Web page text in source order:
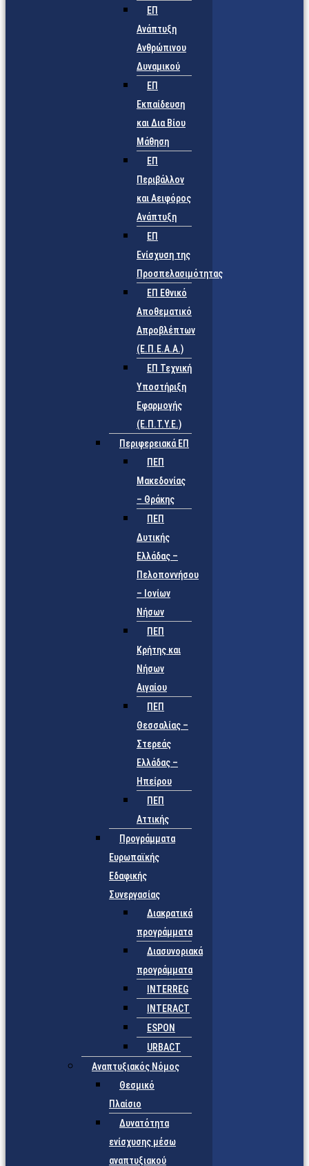
ΕΠ
Ανάπτυξη
Ανθρώπινου
Δυναμικού
ΕΠ
Εκπαίδευση
και Δια Βίου
Μάθηση
ΕΠ
Περιβάλλον
και Αειφόρος
Ανάπτυξη
ΕΠ
Ενίσχυση της
Προσπελασιμότητας
ΕΠ Εθνικό
Αποθεματικό
Απροβλέπτων
(Ε.Π.Ε.Α.Α.)
ΕΠ Τεχνική
Υποστήριξη
Εφαρμογής
(Ε.Π.Τ.Υ.Ε.)
Περιφερειακά ΕΠ
ΠΕΠ
Μακεδονίας
– Θράκης
ΠΕΠ
Δυτικής
Ελλάδας –
Πελοποννήσου
– Ιονίων
Νήσων
ΠΕΠ
Κρήτης και
Νήσων
Αιγαίου
ΠΕΠ
Θεσσαλίας –
Στερεάς
Ελλάδας –
Ηπείρου
ΠΕΠ
Αττικής
Προγράμματα
Ευρωπαϊκής
Εδαφικής
Συνεργασίας
Διακρατικά
προγράμματα
Διασυνοριακά
προγράμματα
INTERREG
INTERACT
ESPON
URBACT
Αναπτυξιακός Νόμος
Θεσμικό
Πλαίσιο
Δυνατότητα
ενίσχυσης μέσω
αναπτυξιακού